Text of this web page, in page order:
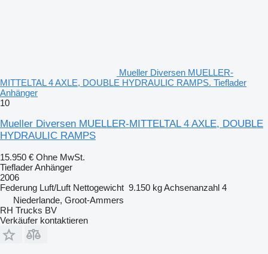
Mueller Diversen MUELLER-
MITTELTAL 4 AXLE, DOUBLE HYDRAULIC RAMPS. Tieflader
Anhänger
10
Mueller Diversen MUELLER-MITTELTAL 4 AXLE, DOUBLE
HYDRAULIC RAMPS
15.950 € Ohne MwSt.
Tieflader Anhänger
2006
Federung Luft/Luft Nettogewicht 9.150 kgAchsenanzahl 4
Niederlande, Groot-Ammers
RH Trucks BV
Verkäufer kontaktieren